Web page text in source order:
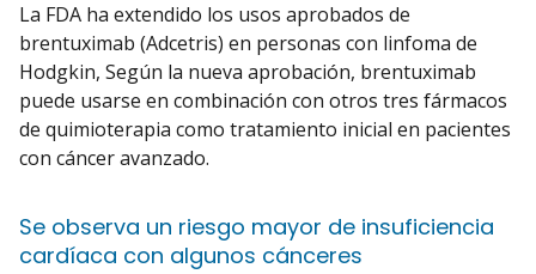
La FDA ha extendido los usos aprobados de
brentuximab (Adcetris) en personas con linfoma de
Hodgkin, Según la nueva aprobación, brentuximab
puede usarse en combinación con otros tres fármacos
de quimioterapia como tratamiento inicial en pacientes
con cáncer avanzado.
Se observa un riesgo mayor de insuficiencia
cardíaca con algunos cánceres